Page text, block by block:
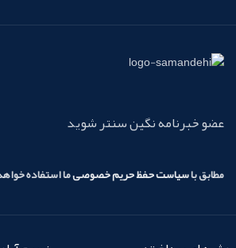
عضو خبرنامه نگین سنتر شوید
مطابق باسیاست حفظ حریم خصوصیما استفاده